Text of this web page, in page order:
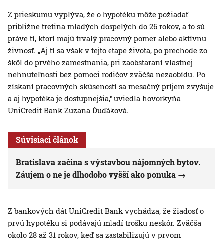
Z prieskumu vyplýva, že o hypotéku môže požiadať
približne tretina mladých dospelých do 26 rokov, a to sú
práve tí, ktorí majú trvalý pracovný pomer alebo aktívnu
živnosť. „Aj tí sa však v tejto etape života, po prechode zo
škôl do prvého zamestnania, pri zaobstaraní vlastnej
nehnuteľnosti bez pomoci rodičov zväčša nezaobídu. Po
získaní pracovných skúseností sa mesačný príjem zvyšuje
a aj hypotéka je dostupnejšia,“ uviedla hovorkyňa
UniCredit Bank Zuzana Ďuďáková.
Súvisiaci článok
Bratislava začína s výstavbou nájomných bytov.
Záujem o ne je dlhodobo vyšší ako ponuka
Z bankových dát UniCredit Bank vychádza, že žiadosť o
prvú hypotéku si podávajú mladí trošku neskôr. Zväčša
okolo 28 až 31 rokov, keď sa zastabilizujú v prvom